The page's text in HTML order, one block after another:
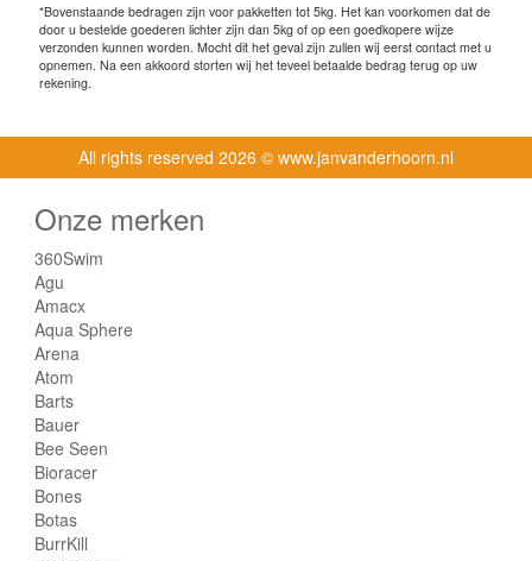
*Bovenstaande bedragen zijn voor pakketten tot 5kg. Het kan voorkomen dat de
door u bestelde goederen lichter zijn dan 5kg of op een goedkopere wijze
verzonden kunnen worden. Mocht dit het geval zijn zullen wij eerst contact met u
opnemen. Na een akkoord storten wij het teveel betaalde bedrag terug op uw
rekening.
All rights reserved 2026 © www.janvanderhoorn.nl
Onze merken
360Swim
Agu
Amacx
Aqua Sphere
Arena
Atom
Barts
Bauer
Bee Seen
Bioracer
Bones
Botas
BurrKill